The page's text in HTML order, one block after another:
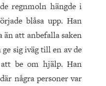
regnmoln hängde i
blåsa upp. Han
än att anbefalla saken
sig iväg till en av de
be om hjälp. Han
några personer var